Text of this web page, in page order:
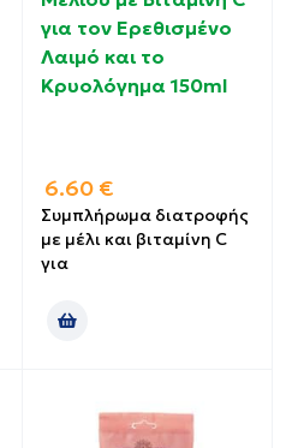
για τον Ερεθισμένο
Λαιμό και το
Κρυολόγημα 150ml
6.60 €
Συμπλήρωμα διατροφής
με μέλι και βιταμίνη C
για